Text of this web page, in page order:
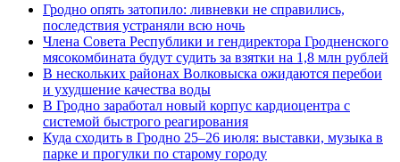
Гродно опять затопило: ливневки не справились,
последствия устраняли всю ночь
Члена Совета Республики и гендиректора Гродненского
мясокомбината будут судить за взятки на 1,8 млн рублей
В нескольких районах Волковыска ожидаются перебои
и ухудшение качества воды
В Гродно заработал новый корпус кардиоцентра с
системой быстрого реагирования
Куда сходить в Гродно 25–26 июля: выставки, музыка в
парке и прогулки по старому городу